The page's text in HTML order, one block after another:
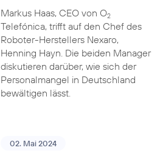
Markus Haas, CEO von O2
Telefónica, trifft auf den Chef des
Roboter-Herstellers Nexaro,
Henning Hayn. Die beiden Manager
diskutieren darüber, wie sich der
Personalmangel in Deutschland
bewältigen lässt.
02. Mai 2024